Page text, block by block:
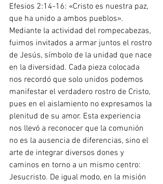
Efesios 2:14-16: «Cristo es nuestra paz,
que ha unido a ambos pueblos».
Mediante la actividad del rompecabezas,
fuimos invitados a armar juntos el rostro
de Jesús, símbolo de la unidad que nace
en la diversidad. Cada pieza colocada
nos recordó que solo unidos podemos
manifestar el verdadero rostro de Cristo,
pues en el aislamiento no expresamos la
plenitud de su amor. Esta experiencia
nos llevó a reconocer que la comunión
no es la ausencia de diferencias, sino el
arte de integrar diversos dones y
caminos en torno a un mismo centro:
Jesucristo. De igual modo, en la misión